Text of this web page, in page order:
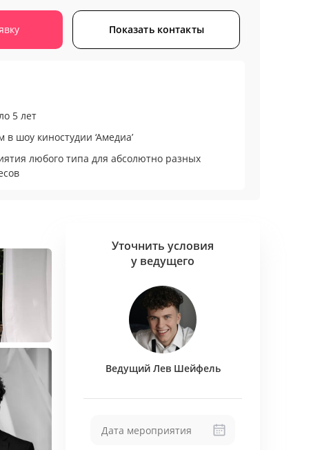
Показать контакты
5 лет
шоу киностудии ‘Амедиа’
любого типа для абсолютно разных
вашего мероприятия
интерактивы, которые связаны с вами,
и увлечениями
пошлых конкурсов и грубых шуток
и стоп-лист для вас
который будет рождаться прямо на
в дресс-коде мероприятия🕴🏻
Уточнить условия
у ведущего
Ведущий Лев Шейфель